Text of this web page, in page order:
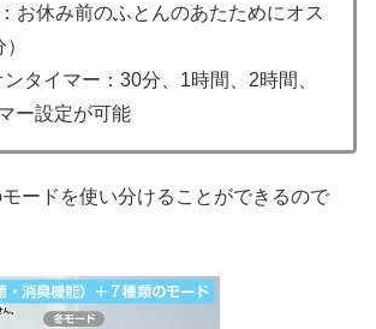
お休み前のふとんのあたためにオス
ンタイマー：30分、1時間、2時間、
ー設定が可能
ードを使い分けることができるので